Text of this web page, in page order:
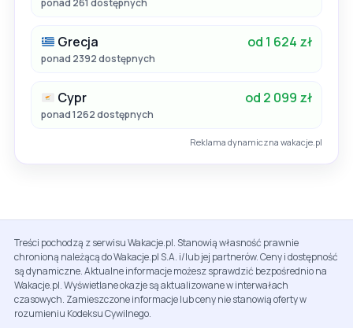
ponad 261 dostępnych
Grecja od 1 624 zł
ponad 2392 dostępnych
Cypr od 2 099 zł
ponad 1262 dostępnych
Reklama dynamiczna wakacje.pl
Treści pochodzą z serwisu Wakacje.pl. Stanowią własność prawnie
chronioną należącą do Wakacje.pl S.A. i/lub jej partnerów. Ceny i dostępność
są dynamiczne. Aktualne informacje możesz sprawdzić bezpośrednio na
Wakacje.pl. Wyświetlane okazje są aktualizowane w interwałach
czasowych. Zamieszczone informacje lub ceny nie stanowią oferty w
rozumieniu Kodeksu Cywilnego.